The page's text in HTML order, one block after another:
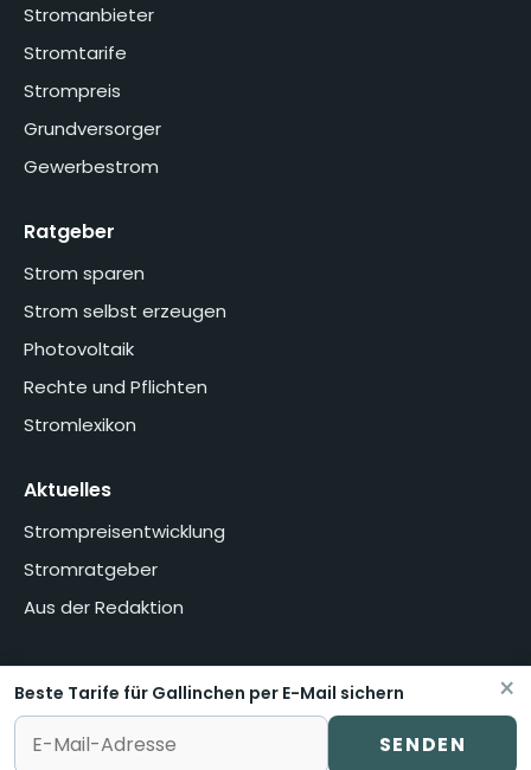
Stromanbieter
Stromtarife
Strompreis
Grundversorger
Gewerbestrom
Ratgeber
Strom sparen
Strom selbst erzeugen
Photovoltaik
Rechte und Pflichten
Stromlexikon
Aktuelles
Strompreisentwicklung
Stromratgeber
Aus der Redaktion
HomeÜber unsMethodikPresseDatenschutzerklärung
Impressum
Vertrag widerrufen oder kündigen
© stromvermittlung.de
×
Beste Tarife für Gallinchen per E-Mail sichern
SENDEN